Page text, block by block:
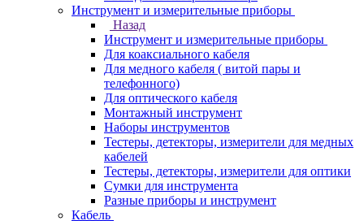
Инструмент и измерительные приборы
Назад
Инструмент и измерительные приборы
Для коаксиального кабеля
Для медного кабеля ( витой пары и
телефонного)
Для оптического кабеля
Монтажный инструмент
Наборы инструментов
Тестеры, детекторы, измерители для медных
кабелей
Тестеры, детекторы, измерители для оптики
Сумки для инструмента
Разные приборы и инструмент
Кабель